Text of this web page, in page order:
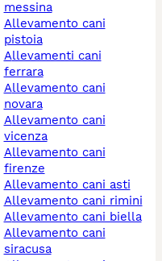
messina
allevamento cani
pistoia
allevamenti cani
ferrara
allevamento cani
novara
allevamento cani
vicenza
allevamento cani
firenze
allevamento cani asti
allevamento cani rimini
allevamento cani biella
allevamento cani
siracusa